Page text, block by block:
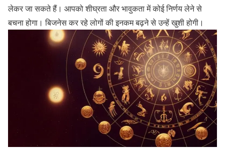
लेकर जा सकते हैं। आपको शीघ्रता और भावुकता में कोई निर्णय लेने से
बचना होगा। बिजनेस कर रहे लोगों की इनकम बढ़ने से उन्हें खुशी होगी।